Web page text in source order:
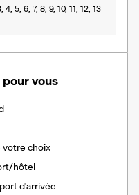
4, 5, 6, 7, 8, 9, 10, 11, 12, 13
pour vous
votre choix
hôtel
d'arrivée